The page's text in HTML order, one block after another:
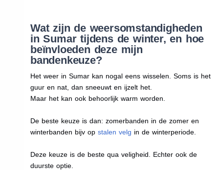
Wat zijn de weersomstandigheden
in Sumar tijdens de winter, en hoe
beïnvloeden deze mijn
bandenkeuze?
Het weer in Sumar kan nogal eens wisselen. Soms is het
guur en nat, dan sneeuwt en ijzelt het.
Maar het kan ook behoorlijk warm worden.
De beste keuze is dan: zomerbanden in de zomer en
winterbanden bijv op stalen velg in de winterperiode.
Deze keuze is de beste qua veligheid. Echter ook de
duurste optie.